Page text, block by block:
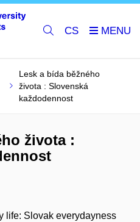
CS
Lesk a bída běžného
života : Slovenská
každodennost
života :
life: Slovak everydayness